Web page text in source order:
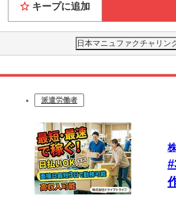
キープに追加
日本マニュファクチャリン
派遣労働者